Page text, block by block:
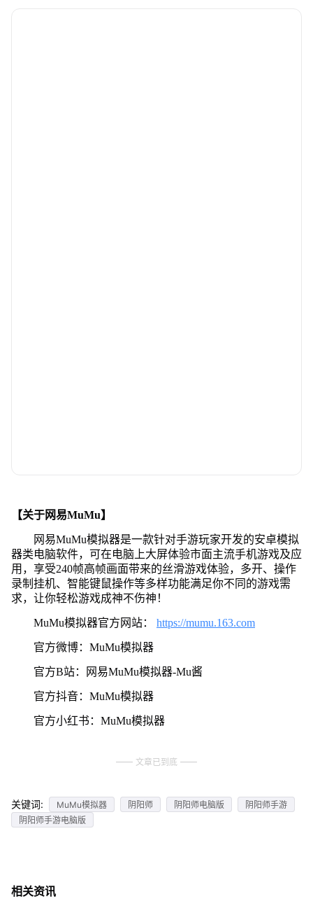
【关于网易MuMu】
网易MuMu模拟器是一款针对手游玩家开发的安卓模拟
器类电脑软件，可在电脑上大屏体验市面主流手机游戏及应
用，享受240帧高帧画面带来的丝滑游戏体验，多开、操作
录制挂机、智能键鼠操作等多样功能满足你不同的游戏需
求，让你轻松游戏成神不伤神！
MuMu模拟器官方网站： https://mumu.163.com
官方微博：MuMu模拟器
官方B站：网易MuMu模拟器-Mu酱
官方抖音：MuMu模拟器
官方小红书：MuMu模拟器
文章已到底
关键词: MuMu模拟器 阴阳师 阴阳师电脑版
阴阳师手游
阴阳师手游电脑版
相关资讯